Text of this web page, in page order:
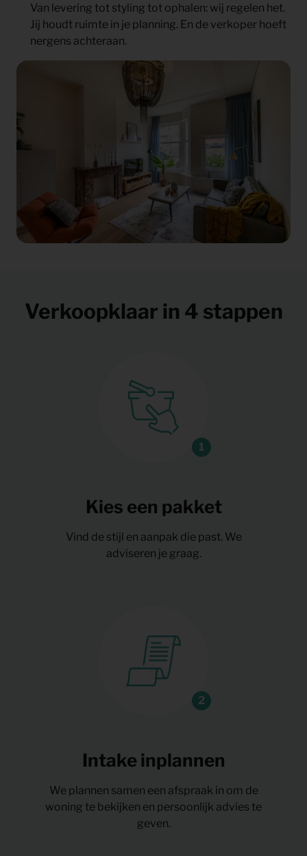
Van levering tot styling tot ophalen: wij regelen het.
Jij houdt ruimte in je planning. En de verkoper hoeft
nergens achteraan.
Verkoopklaar in 4 stappen
Kies een pakket
Vind de stijl en aanpak die past. We
adviseren je graag.
Intake inplannen
We plannen samen een afspraak in om de
woning te bekijken en persoonlijk advies te
geven.